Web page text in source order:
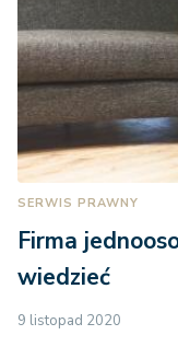
SERWIS PRAWNY
Firma
wiedzieć
9 listopad 2020